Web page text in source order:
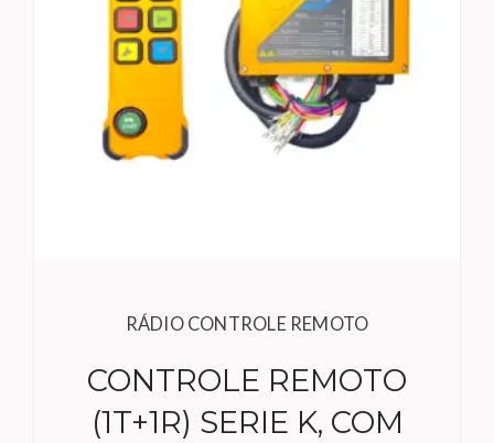
RÁDIO CONTROLE REMOTO
CONTROLE REMOTO
(1T+1R) SERIE K, COM